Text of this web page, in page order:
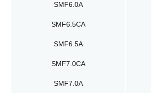
SMF6.0A
SMF6.5CA
SMF6.5A
SMF7.0CA
SMF7.0A